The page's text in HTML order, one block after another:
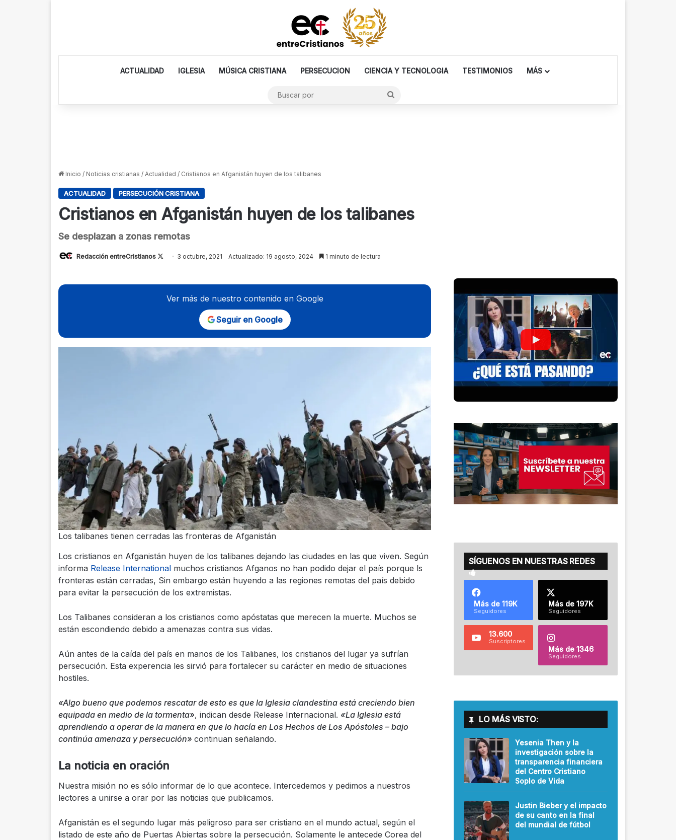
ACTUALIDAD IGLESIA MÚSICA CRISTIANA PERSECUCION CIENCIA Y TECNOLOGIA TESTIMONIOS MÁS
Inicio / Noticias cristianas / Actualidad / Cristianos en Afganistán huyen de los talibanes
ACTUALIDAD PERSECUCIÓN CRISTIANA
Cristianos en Afganistán huyen de los talibanes
Se desplazan a zonas remotas
Redacción entreCristianos
Follow3 octubre, 2021 Actualizado: 19 agosto, 2024 1 minuto de lectura
Ver más de nuestro contenido en Google
Seguir en Google
Los talibanes tienen cerradas las fronteras de Afganistán
Los cristianos en Afganistán huyen de los talibanes dejando las ciudades en las que viven. Según
informa Release International muchos cristianos Afganos no han podido dejar el país porque ls
fronteras están cerradas, Sin embargo están huyendo a las regiones remotas del país debido
para evitar la persecución de los extremistas.
Los Talibanes consideran a los cristianos como apóstatas que merecen la muerte. Muchos se
están escondiendo debido a amenazas contra sus vidas.
Aún antes de la caída del país en manos de los Talibanes, los cristianos del lugar ya sufrían
persecución. Esta experencia les sirvió para fortalecer su carácter en medio de situaciones
hostiles.
«Algo bueno que podemos rescatar de esto es que la Iglesia clandestina está creciendo bien
equipada en medio de la tormenta», indican desde Release Internacional. «La Iglesia está
aprendiendo a operar de la manera en que lo hacía en Los Hechos de Los Apóstoles – bajo
continúa amenaza y persecución» continuan señalando.
La noticia en oración
Nuestra misión no es sólo informar de lo que acontece. Intercedemos y pedimos a nuestros
lectores a unirse a orar por las noticias que publicamos.
Afganistán es el segundo lugar más peligroso para ser cristiano en el mundo actual, según el
listado de este año de Puertas Abiertas sobre la persecución. Solamente le antecede Corea del
SÍGUENOS EN NUESTRAS REDES
Más de 119K
Seguidores
Más de 197K
Seguidores
13.600
Suscriptores
Más de 1346
Seguidores
LO MÁS VISTO:
Yesenia Then y la
investigación sobre la
transparencia financiera
del Centro Cristiano
Soplo de Vida
Justin Bieber y el impacto
de su canto en la final
del mundial de fútbol